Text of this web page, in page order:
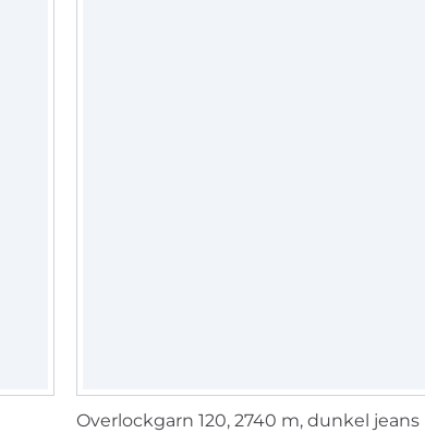
Overlockgarn 120, 2740 m, dunkel jeans